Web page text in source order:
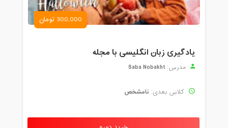
300,000 تومان
یادگیری زبان انگلیسی با مجله
مدرس: Saba Nobakht
کلاس بعدی: نامشخص